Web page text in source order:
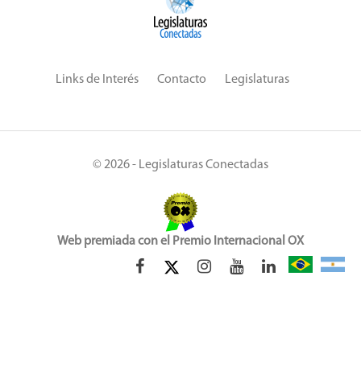
Links de Interés Contacto Legislaturas
© 2026 - Legislaturas Conectadas
Web premiada con el Premio Internacional OX